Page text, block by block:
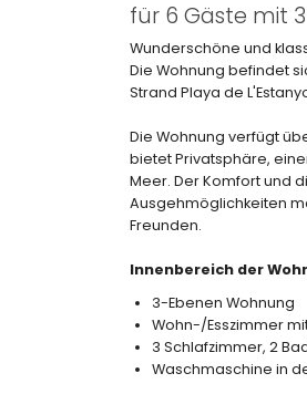
für 6 Gäste mit
Wunderschöne und
Die Wohnung befindet
Strand Playa de
Die Wohnung verfügt
bietet Privatsphäre,
Meer. Der Komfort und
Ausgehmöglichkeiten
Freunden.
Innenbereich der
3-Ebenen Wohnung
Wohn-/Esszimmer
3 Schlafzimmer, 2
Waschmaschine in